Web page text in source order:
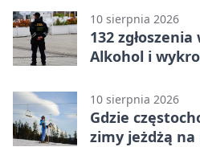
10 sierpnia 2026
132
Alkohol i
10 sierpnia 2026
Gdzie
zimy jeżdżą